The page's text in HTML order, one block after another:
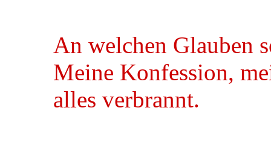
An welchen Glauben
Meine Konfession,
alles verbrannt.